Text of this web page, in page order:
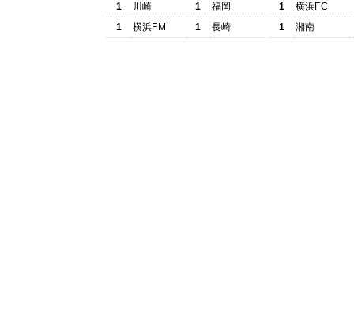
1
川崎 1
福岡
1
横浜FM 1 長崎
1
横浜FC
1
湘南